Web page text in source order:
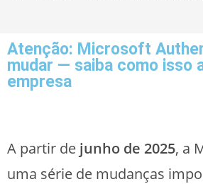
Atenção: Microsoft
mudar — saiba como isso
empresa
A partir de junho de 2025, a
uma série de mudanças